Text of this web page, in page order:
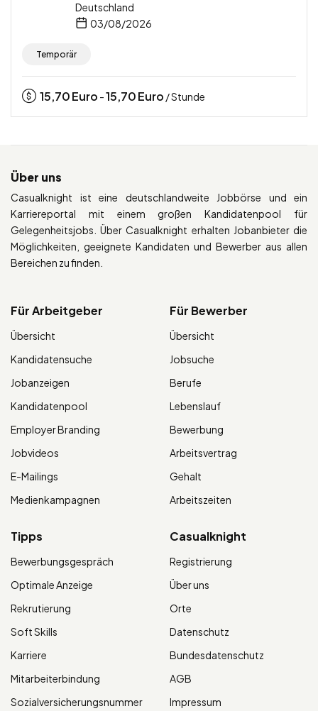
Deutschland
03/08/2026
Temporär
15,70Euro -15,70Euro / Stunde
Über uns
Casualknight ist eine deutschlandweite Jobbörse und ein
Karriereportal mit einem großen Kandidatenpool für
Gelegenheitsjobs. Über Casualknight erhalten Jobanbieter die
Möglichkeiten, geeignete Kandidaten und Bewerber aus allen
Bereichen zu finden.
Für Arbeitgeber
Übersicht
Kandidatensuche
Jobanzeigen
Kandidatenpool
Employer Branding
Jobvideos
E-Mailings
Medienkampagnen
Für Bewerber
Übersicht
Jobsuche
Berufe
Lebenslauf
Bewerbung
Arbeitsvertrag
Gehalt
Arbeitszeiten
Tipps
Bewerbungsgespräch
Optimale Anzeige
Rekrutierung
Soft Skills
Karriere
Mitarbeiterbindung
Sozialversicherungsnummer
Casualknight
Registrierung
Über uns
Orte
Datenschutz
Bundesdatenschutz
AGB
Impressum